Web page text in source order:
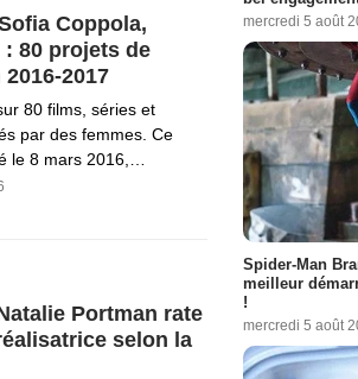
Coppola,
: 80 projets de
2017
80 films, séries et
par des femmes. Ce
le 8 mars 2016,…
Portman rate
selon la
mercredi 5 août
Spider-Man
meilleur
!
mercredi 5 août